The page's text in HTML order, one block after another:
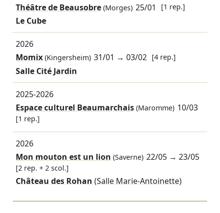
Théâtre de Beausobre(Morges) 25/01 [1 rep.]
Le Cube
2026
Momix(Kingersheim) 31/01 →03/02 [4 rep.]
Salle Cité Jardin
2025-2026
Espace culturel Beaumarchais(Maromme) 10/03
[1 rep.]
2026
Mon mouton est un lion (Saverne) 22/05 →23/05
[2 rep. + 2 scol.]
Château des Rohan (Salle Marie-Antoinette)